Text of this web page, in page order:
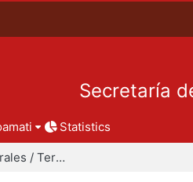
Secretaría
Statistics
Proyectos Integrales / Terminales - Licenciatura